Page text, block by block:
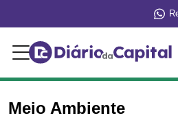
Meio Ambiente